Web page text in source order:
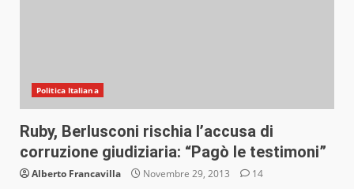
Politica Italiana
Ruby, Berlusconi rischia l’accusa di
corruzione giudiziaria: “Pagò le testimoni”
Alberto Francavilla Novembre 29, 2013 14